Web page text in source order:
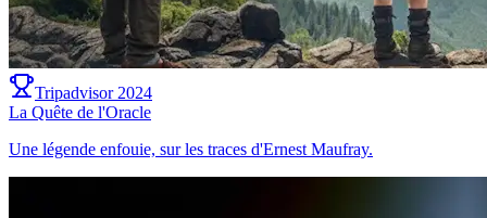
Tripadvisor 2024
La Quête de l'Oracle
Une légende enfouie, sur les traces d'Ernest Maufray.